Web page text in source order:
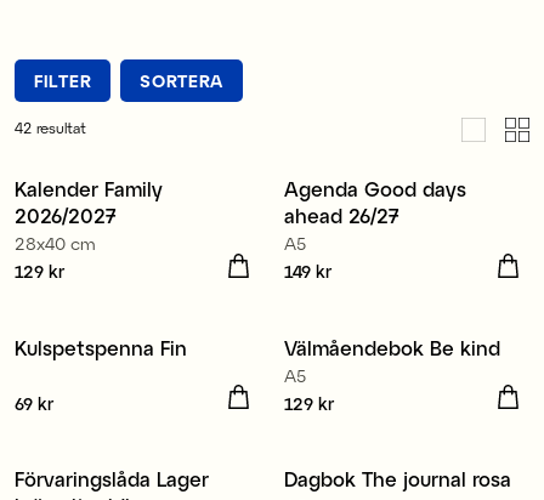
FILTER SORTERA
42 resultat
Nyhet
Kalender Family
2026/2027
28x40 cm
Pris :129 kr
129 kr
Nyhet
Agenda Good days
ahead 26/27
A5
Pris :149 kr
149 kr
Nyhet
Kulspetspenna Fin
Pris:
69 kr
Nyhet
Välmåendebok Be kind
A5
Pris :129 kr
129 kr
Kampanj 30%
Förvaringslåda Lager
Nyhet
Dagbok The journal rosa